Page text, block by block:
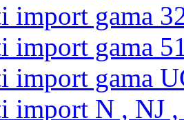
import gama
import gama
import gama
import N , NJ